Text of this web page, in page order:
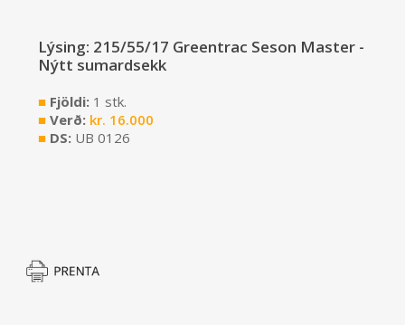
Lýsing: 215/55/17 Greentrac Seson Master -
Nýtt sumardsekk
■Fjöldi: 1 stk.
■Verð: kr. 16.000
■DS: UB 0126